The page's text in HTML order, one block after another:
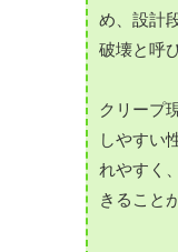
め、設計
破壊と呼
クリープ
しやすい
れやすく
きること